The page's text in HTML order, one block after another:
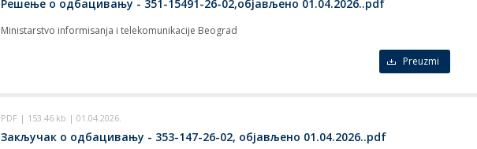
Решење о одбацивању - 351-15491-26-02,објављено 01.04.2026..pdf
Ministarstvo informisanja i telekomunikacije Beograd
Preuzmi
PDF | 153.46 kb | 01.04.2026.
Закључак о одбацивању - 353-147-26-02, објављено 01.04.2026..pdf